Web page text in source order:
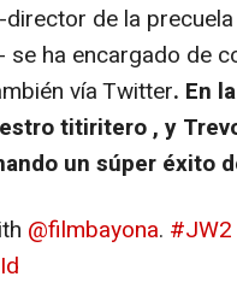
-director de la precuela
ha encargado de
vía Twitter. En
titiritero , y
un súper éxito
@filmbayona. #JW2